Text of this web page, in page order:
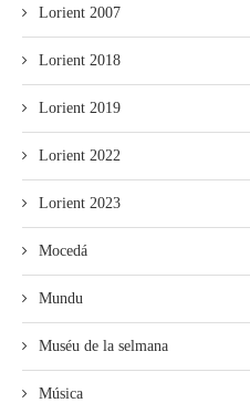
Lorient 2007
Lorient 2018
Lorient 2019
Lorient 2022
Lorient 2023
Mocedá
Mundu
Muséu de la selmana
Música